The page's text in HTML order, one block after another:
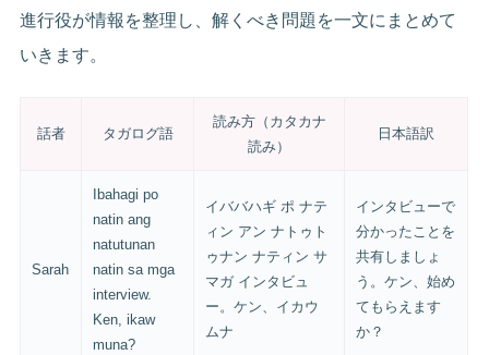
進行役が情報を整理し、解くべき問題を一文にまとめて
いきます。
話者 タガログ語
読み方（カタカナ
読み）
日本語訳
Sarah
Ibahagi po
natin ang
natutunan
natin sa mga
interview.
Ken, ikaw
muna?
イババハギ ポ ナテ
ィン アン ナトゥト
ゥナン ナティン サ
マガ インタビュ
ー。ケン、イカウ
ムナ
インタビューで
分かったことを
共有しましょ
う。ケン、始め
てもらえます
か？